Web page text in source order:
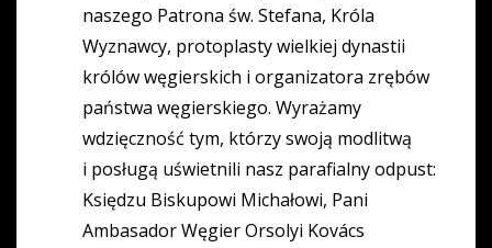
naszego Patrona św. Stefana, Króla
Wyznawcy, protoplasty wielkiej dynastii
królów węgierskich i organizatora zrębów
państwa węgierskiego. Wyrażamy
wdzięczność tym, którzy swoją modlitwą
i posługą uświetnili nasz parafialny odpust:
Księdzu Biskupowi Michałowi, Pani
Ambasador Węgier Orsolyi Kovács